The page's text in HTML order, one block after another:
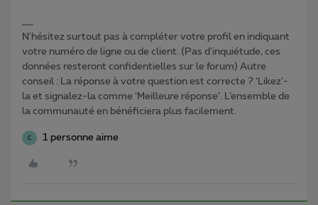
N'hésitez surtout pas à compléter votre profil en indiquant
votre numéro de ligne ou de client. (Pas d'inquiétude, ces
données resteront confidentielles sur le forum) Autre
conseil : La réponse à votre question est correcte ? ‘Likez’-
la et signalez-la comme ‘Meilleure réponse’. L’ensemble de
la communauté en bénéficiera plus facilement.
C 1 personne aime